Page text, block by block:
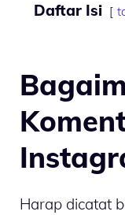
Daftar Isi
Harap dicatat